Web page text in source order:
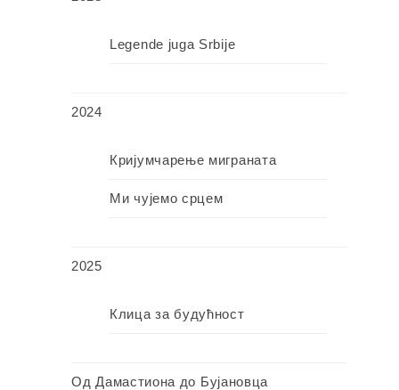
Legende juga Srbije
2024
Кријумчарење миграната
Ми чујемо срцем
2025
Клица за будућност
Од Дамастиона до Бујановца